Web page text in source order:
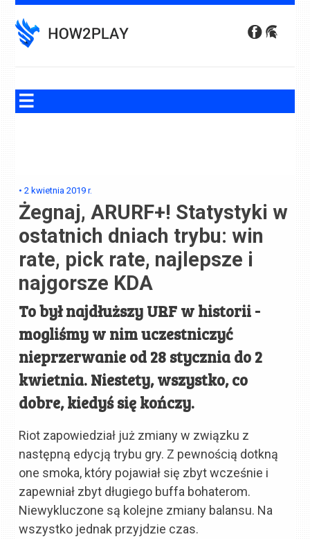
to
content
•2 kwietnia 2019 r.
Żegnaj, ARURF+! Statystyki w
ostatnich dniach trybu: win
rate, pick rate, najlepsze i
najgorsze KDA
To był najdłuższy URF w historii -
mogliśmy w nim uczestniczyć
nieprzerwanie od 28 stycznia do 2
kwietnia. Niestety, wszystko, co
dobre, kiedyś się kończy.
Riot zapowiedział już zmiany w związku z
następną edycją trybu gry. Z pewnością dotkną
one smoka, który pojawiał się zbyt wcześnie i
zapewniał zbyt długiego buffa bohaterom.
Niewykluczone są kolejne zmiany balansu. Na
wszystko jednak przyjdzie czas.